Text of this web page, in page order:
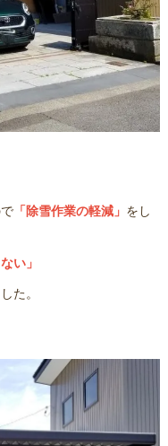
「除雪作業の軽減」 をし
い」
た。